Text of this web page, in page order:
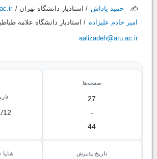
✍️ حمید پاداش / استادیار دانشگاه تهران /
امیر خادم علیزاده / استادیار دانشگاه علامه
aalizadeh@atu.ac.ir
صفحه‌ها
27
-
44
12
تاریخ پذیرش شاپا